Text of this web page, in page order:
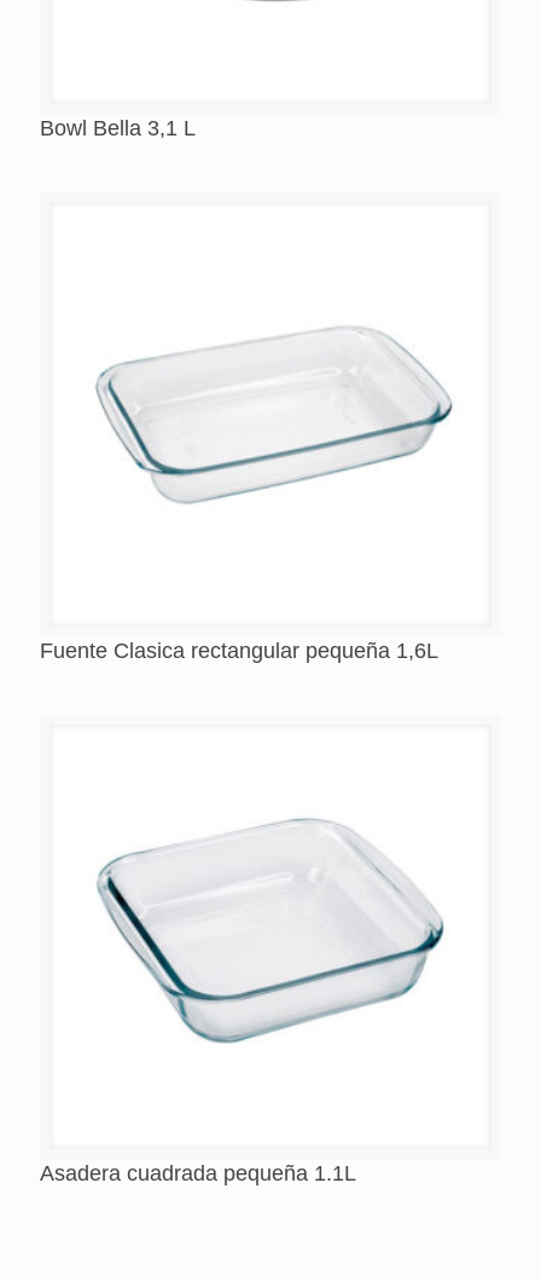
Bowl Bella 3,1 L
Fuente Clasica rectangular pequeña 1,6L
Asadera cuadrada pequeña 1.1L